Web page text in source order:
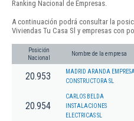
Ranking Nacional de Empresas.
A continuación podrá consultar la
Viviendas Tu Casa Sl y empresas con
Posición
Nacional
Nombre de la empresa
20.953
MADRID ARANDA EMPRESA
CONSTRUCTORA SL
20.954
CARLOS BELDA
INSTALACIONES
ELECTRICAS SL